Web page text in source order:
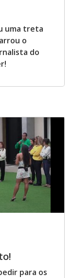
uma treta
o
do
para os